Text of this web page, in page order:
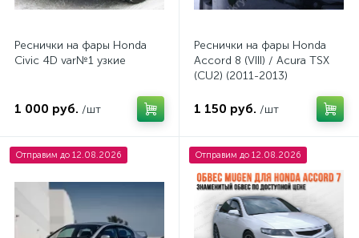
Реснички на фары Honda
Civic 4D var№1 узкие
1 000 руб. /шт
Реснички на фары Honda
Accord 8 (VIII) / Acura TSX
(CU2) (2011-2013)
1 150 руб. /шт
Отправим до 12.08.2026 Отправим до 12.08.2026